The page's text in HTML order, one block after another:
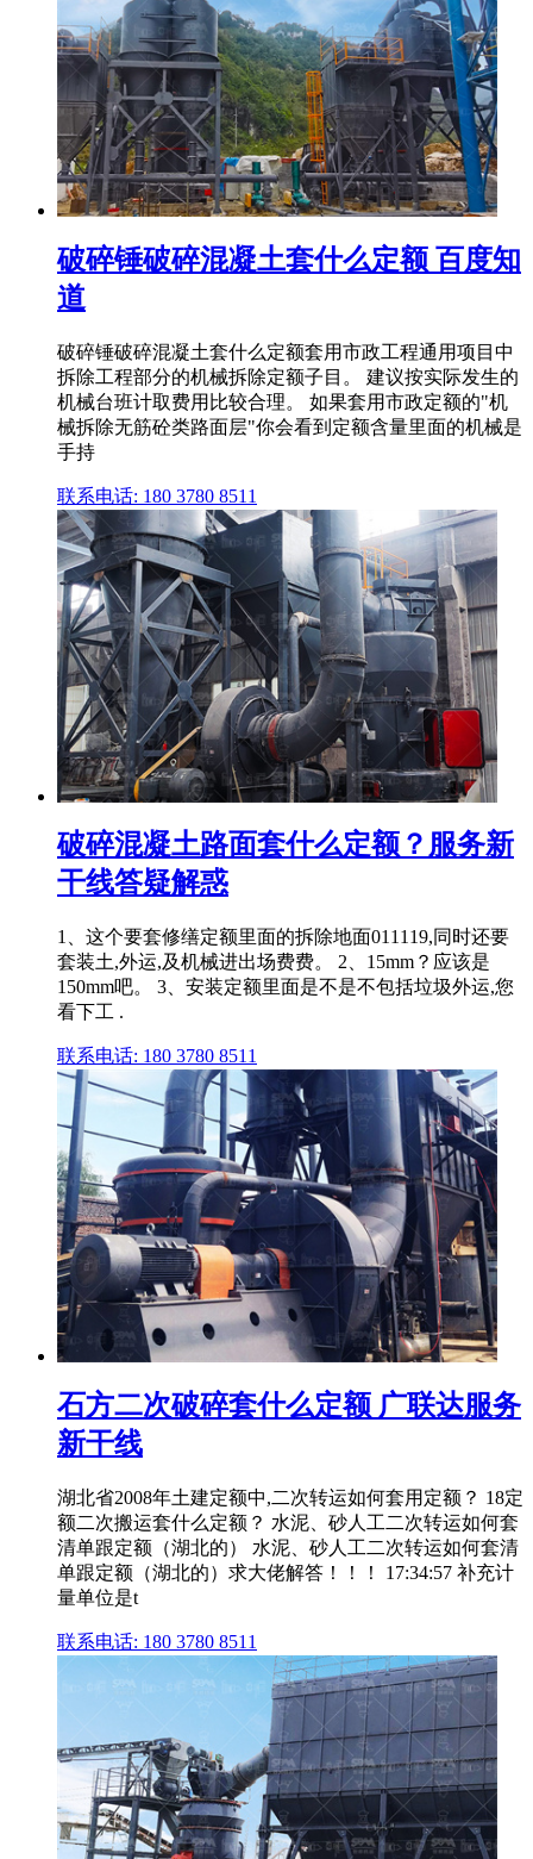
破碎锤破碎混凝土套什么定额 百度知
道
破碎锤破碎混凝土套什么定额套用市政工程通用项目中
拆除工程部分的机械拆除定额子目。 建议按实际发生的
机械台班计取费用比较合理。 如果套用市政定额的"机
械拆除无筋砼类路面层"你会看到定额含量里面的机械是
手持
联系电话: 180 3780 8511
破碎混凝土路面套什么定额？服务新
干线答疑解惑
1、这个要套修缮定额里面的拆除地面011119,同时还要
套装土,外运,及机械进出场费费。 2、15mm？应该是
150mm吧。 3、安装定额里面是不是不包括垃圾外运,您
看下工 .
联系电话: 180 3780 8511
石方二次破碎套什么定额 广联达服务
新干线
湖北省2008年土建定额中,二次转运如何套用定额？ 18定
额二次搬运套什么定额？ 水泥、砂人工二次转运如何套
清单跟定额（湖北的） 水泥、砂人工二次转运如何套清
单跟定额（湖北的）求大佬解答！！！ 17:34:57 补充计
量单位是t
联系电话: 180 3780 8511